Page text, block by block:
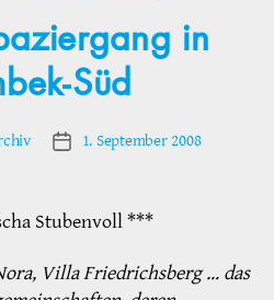
in
Süd
Veröffentlichungsdatum
1. September 2008
Stubenvoll ***
Villa Friedrichsberg … das